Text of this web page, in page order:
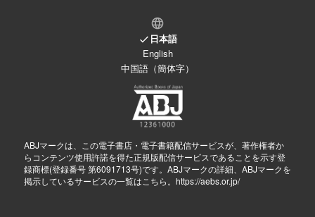
日本語
English
中国語（簡体字）
ABJマークは、この電子書店・電子書籍配信サービスが、著作権者か
らコンテンツ使用許諾を得た正規版配信サービスであることを示す登
録商標(登録番号 第6091713号)です。ABJマークの詳細、ABJマークを
掲示しているサービスの一覧はこちら。 https://aebs.or.jp/